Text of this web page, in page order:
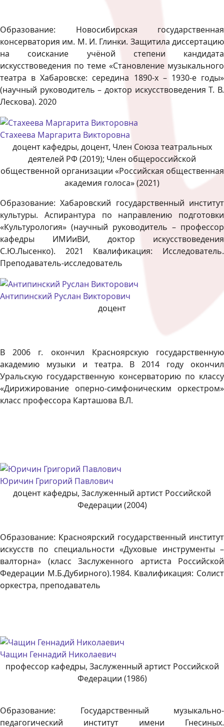
Образование: Новосибирская государственная
консерватория им. М. И. Глинки. Защитила диссертацию
на соискание учёной степени кандидата
искусствоведения по теме «Становление музыкального
театра в Хабаровске: середина 1890-х – 1930-е годы»
(научный руководитель – доктор искусствоведения Т. В.
Лескова). 2020
Стахеева Маргарита Викторовна
доцент кафедры, доцент, Член Союза театральных
деятелей РФ (2019); Член общероссийской
общественной организации «Российская общественная
академия голоса» (2021)
Образование: Хабаровский государственный институт
культуры. Аспирантура по направлению подготовки
«Культурология» (научный руководитель – профессор
кафедры ИМИиВИ, доктор искусствоведения
С.Ю.Лысенко). 2021 Квалификация: Исследователь.
Преподаватель-исследователь
Антипинский Руслан Викторович
доцент
В 2006 г. окончил Красноярскую государственную
академию музыки и театра. В 2014 году окончил
Уральскую государственную консерваторию по классу
«Дирижирование оперно-симфоническим оркестром»
класс профессора Карташова В.Л.
Юричин Григорий Павлович
доцент кафедры, Заслуженный артист Российской
Федерации (2004)
Образование: Красноярский государственный институт
искусств по специальности «Духовые инструменты –
валторна» (класс Заслуженного артиста Российской
Федерации М.Б.Дубирного).1984. Квалификация: Солист
оркестра, преподаватель
Чащин Геннадий Николаевич
профессор кафедры, Заслуженный артист Российской
Федерации (1986)
Образование: Государственный музыкально-
педагогический институт имени Гнесиных.